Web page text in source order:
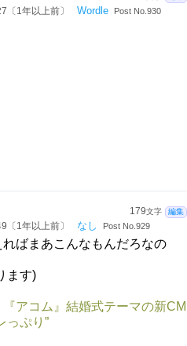
1年以上前〕 Wordle Post No.930
179文字 編集
1年以上前〕 なし Post No.929
ばまあこんなもんだろなの
ます)
『アコム』結婚式テーマの新CM
っぷり”